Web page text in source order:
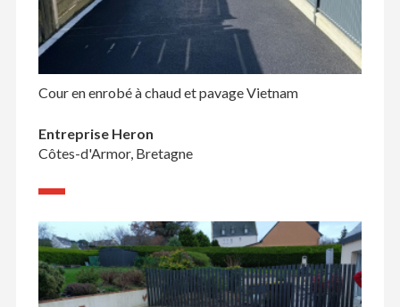
Cour en enrobé à chaud et pavage Vietnam
Entreprise Heron
Côtes-d'Armor, Bretagne